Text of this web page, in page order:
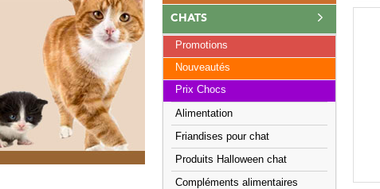
CHATS
Promotions
Nouveautés
Prix Chocs
Alimentation
Friandises pour chat
Produits Halloween chat
Compléments alimentaires